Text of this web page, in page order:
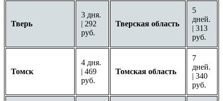
Тверь
3 дня.
| 292
руб.
Тверская область
5
дней.
| 313
руб.
Томск
4 дня.
| 469
руб.
Томская область
7
дней.
| 340
руб.